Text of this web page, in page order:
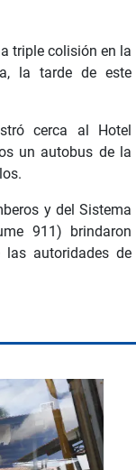
triple colisión en la
la tarde de este
cerca al Hotel
un autobus de la
y del Sistema
911) brindaron
las autoridades de